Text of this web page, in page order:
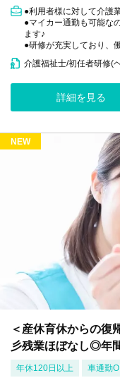
●利用者様に対して介護
●マイカー通勤も可能な
ます♪
●研修が充実しており、
介護福祉士/初任者研修(
詳細を見る
NEW
＜産休育休からの
彡残業ほぼなし◎年
年休120日以上 車通勤